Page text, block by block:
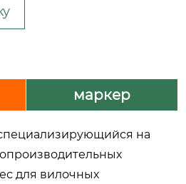
маркер
на
для вилочных